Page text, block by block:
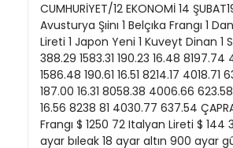
Cumhuriyet Ankara
Cumhuriyet Büyük
Taaruz
Cumhuriyet
Cumartesi
Cumhuriyet Çevre
2013
2012
2011
2010
2009
CUMHURİYET/12 EKONOMİ 14 ŞUBAT1990 DÖVİZ KURLARI 14 ŞU&KT 1990 Dövızın Cınsi 1 ABO Doları 1 B.AIman Markı 1 Avustralya Dolan 1 Avusturya Şıinı 1 Belçıka Frangı 1 Danımarka Kronu 1 Fin Markkası 1 Fransız Frangı 1 Hollanda Florini 1 İsveç Kronu 1 İsviçre Frangı 100 İtaryan Lireti 1 Japon Yeni 1 Kuveyt Dinan 1 Stertin 1 S.Arabıstan Rjyali Dövız Alış 2379.23 1412.43 1798.47 200.65 67.63 365.95 600.36 415.63 1254.21 388.29 1583.31 190.23 16.48 8197.74 4010.67 634.36 Dövız Satjş 2384.00 1415.26 1802.07 201.05 67.76 366.68 601.56 416.46 1256.72 389.07 1586.48 190.61 16.51 8214.17 4018.71 635.63 Efektrf Alış 2376.85 1411 02 1767.90 200.45 66 48 362.29 59015 415.21 1252.96 384.41 1581.73 187.00 16.31 8058.38 4006.66 623.58 Efektıf Satış 2391 15 1419 51 1807.48 201 65 67.97 367 78 603.36 417 71 1260 49 390.24 1591.24 191 18 16.56 8238 81 4030.77 637.54 ÇAPRAZ KURLAR $ 1.6844 BAImanMarta $ 5 7244 Fransız Frangı $ 1.8970 Hollanda Flonni $ 1.5026 Isvıçre Frangı $ 1250 72 Italyan Lireti $ 144 38 Japon Yeni $ 3 7506 S. Arabıstan FUyali £ 16857$ ALTIN GÜMÜŞ Cumhunyet Reşat 24 ayar artın 22 ayar bıleak 18 ayar altın 900 ayar gûmüş Vakıfbank Altını Ziraat Attını MBannas 1 Ons S AJIŞ 211000 230 000 31 950 28 300 23 960 440 179 000 181 000 Saöş 213 500 240 000 32 030 31500 24 025 460 180 000 182 500 419 90 421 00 TL Interbank Ort Faa (%) 4185 SHBEST PİYASADA DÖVİZ ABO Dolan Bab Alman Maria İsviçre Frangı Hollanda Flonni Inflilg Slerlını Fransız Frangı A.Şılını 100rtalyanüretı SARıyalı Alış 2390 1420 1587 1256 4020 416 201 188 638 Dovtz Int ($) = 2391 00 Satış 2395 1425 1592 1260 4050 420 203 191 645 BORSADA IŞLEMLER 13 ŞUBAT 1990 Akçımento Alarto Holdm Anadoiu Cam Arçelık Bagtas Brtsa Çdık Halat Çımsa C Elefctnk Deva Hokjmg Doktaş EBaşj Yabnm Egt Biracılık EgeGûbre Enkü Hokfino EretitDÇ Good-Year GûbreFab Gûney Biracılık Hektaş tonrD.Ç. bocam Kvnnsan Kav Keoez Elektnk KoçHokftıg Koç Yatınm Kordsa Konıma Tar Koytaş MakınaTakım Maret Men Santral Metas Nasaş Olmutea Otosan PınarSût Rabak Sartuysan Sıfas Teletaş T Iş Ban (B) T Iş Ban (A) T B C( X Ö Tİ5B(CK*75«D T Siemens T SışeCam T SmaK.B T. DemrOok. Yasaş Yapı K Bank Ûratase- 8600 13000 12500 27500 10600 18000 16000 23000 29000 26000 18500 19000 28500 4750 8200 15750 16500 2000 14000 15000 3200 25000 13500 31000 15750 36500 19000 15750 17250 15500 22000 7700 9000 3050 5000 19000 18250 10300 14750 37500 12250 19000 19000 325000 4750 4000 34500 11750 8200 11750 6700 11000 İKİNCİ PAZAR Bugûnkü en düş* 7800 13250 11500 26000 11000 17000 15000 21500 28500 27500 17250 18250 26500 4500 8000 15500 15500 1550 13000 15500 2950 23000 13250 29500